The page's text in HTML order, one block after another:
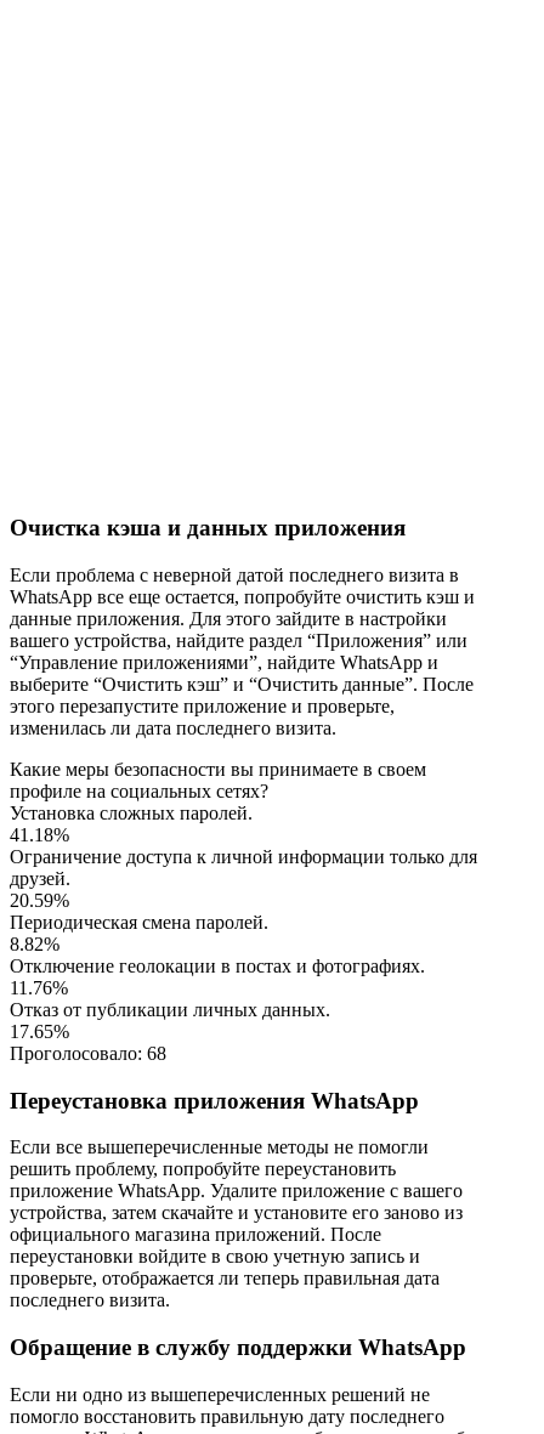
Очистка кэша и данных приложения
Если проблема с неверной датой последнего визита в
WhatsApp все еще остается, попробуйте очистить кэш и
данные приложения. Для этого зайдите в настройки
вашего устройства, найдите раздел “Приложения” или
“Управление приложениями”, найдите WhatsApp и
выберите “Очистить кэш” и “Очистить данные”. После
этого перезапустите приложение и проверьте,
изменилась ли дата последнего визита.
Какие меры безопасности вы принимаете в своем
профиле на социальных сетях?
Установка сложных паролей.
41.18%
Ограничение доступа к личной информации только для
друзей.
20.59%
Периодическая смена паролей.
8.82%
Отключение геолокации в постах и фотографиях.
11.76%
Отказ от публикации личных данных.
17.65%
Проголосовало: 68
Переустановка приложения WhatsApp
Если все вышеперечисленные методы не помогли
решить проблему, попробуйте переустановить
приложение WhatsApp. Удалите приложение с вашего
устройства, затем скачайте и установите его заново из
официального магазина приложений. После
переустановки войдите в свою учетную запись и
проверьте, отображается ли теперь правильная дата
последнего визита.
Обращение в службу поддержки WhatsApp
Если ни одно из вышеперечисленных решений не
помогло восстановить правильную дату последнего